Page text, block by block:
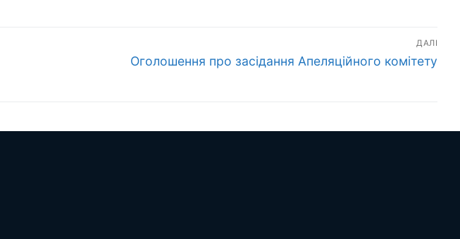
ДАЛІ
Наступний
Оголошення про засідання Апеляційного комітету